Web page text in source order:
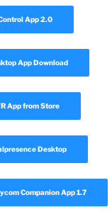
App 2.0
App Download
App from Store
Desktop
Companion App 1.7